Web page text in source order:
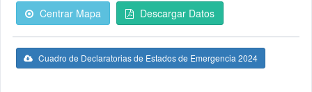
Centrar Mapa Descargar Datos
Cuadro de Declaratorias de Estados de Emergencia 2024